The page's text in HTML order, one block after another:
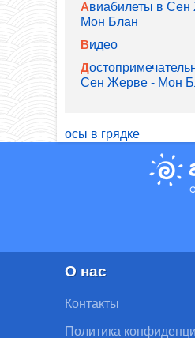
Авиабилеты в Сен Жерве -
Мон Блан
Видео
Достопримечательности
Сен Жерве - Мон
осы в грядке
О нас
Контакты
Политика